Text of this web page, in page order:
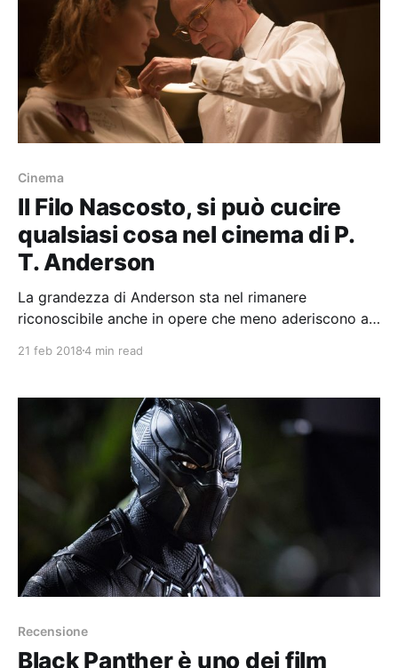
Cinema
Il Filo Nascosto, si può cucire
qualsiasi cosa nel cinema di P.
T. Anderson
La grandezza di Anderson sta nel rimanere
riconoscibile anche in opere che meno aderiscono ai
21 feb 20184 min read
Recensione
Black Panther è uno dei film